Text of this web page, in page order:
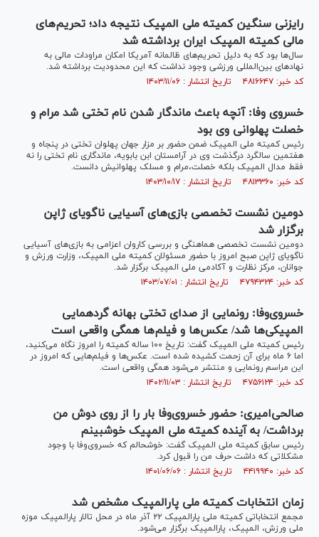
رایزنی سنگین کمیته ملی المپیک نتیجه داد؛ تحریم‌های
مالی کمیته المپیک ایران برداشته شد
سال‌ها بود که به دلیل تحریم‌های ظالمانه آمریکا امکان مراودات مالی به
نهاد‌های بین‌المللی ورزشی وجود نداشت که این محدودیت برداشته شد.
کد خبر: ۴۸۱۶۶۴۷ تاریخ انتشار : ۱۴۰۳/۱۱/۰۶
خسروی وفا: آنچه باعث ماندگار شدن نام تختی شد مرام و
خصلت پهلوانی وی بود
رئیس کمیته ملی المپیک ضمن حضور بر مزار جهان پهلوان تختی در پنجاه و
هفتمین سالگرد درگذشت وی در آرامستان ابن بابویه، ماندگاری نام تختی را نه
فقط مدال المپیک بلکه خصلت،مرام و مسلک پهلوانیش دانست.
کد خبر: ۴۸۱۳۳۶۰ تاریخ انتشار : ۱۴۰۳/۱۰/۱۷
دومین نشست تخصصی بازی‌های آسیایی ناگویای ژاپن
برگزار شد
دومین نشست تخصصی هماهنگی و بررسی کاروان اعزامی به بازی‌های آسیایی
ناگویای ژاپن صبح امروز با حضور مسئولان کمیته ملی المپیک، وزارت ورزش و
جوانان، مرکز نظارت و آکادمی ملی المپیک برگزار شد.
کد خبر: ۴۷۹۴۳۲۴ تاریخ انتشار : ۱۴۰۳/۰۷/۰۱
خسروی‌وفا: رونمایی از صدای تختی بهانه گردهمایی
المپیکی‌ها شد/ عکس‌ها و فیلم‌ها همگی واقعی است
رئیس کمیته ملی المپیک گفت: تاریخ ۱۰۰ ساله کمیته را امروز نگاه می‌کنید،
اما ۶ ماه برای آن زحمت کشیده شده است. عکس‌ها و فیلم‌هایی که امروز در
این مراسم رونمایی و منتشر می‌شود همگی واقعی است.
کد خبر: ۴۷۵۶۱۲۴ تاریخ انتشار : ۱۴۰۲/۱۱/۰۳
صالحی‌امیری: حضور خسروی‌وفا بار را از روی دوش من
برداشت/ به آینده کمیته ملی المپیک خوشبینم
رئیس سابق کمیته ملی المپیک گفت: خوشحالم که خسروی‌وفا با وجود
مشکلاتی که داشت حرف من را قبول کرد.
کد خبر: ۴۴۱۹۹۴۰ تاریخ انتشار : ۱۴۰۱/۰۶/۰۶
زمان انتخابات کمیته ملی پارالمپیک مشخص شد
مجمع انتخاباتی کمیته ملی پارالمپیک ۲۲ آذر ماه در محل تالار پارالمپیک موزه
ملی ورزش، المپیک، پارالمپیک برگزار می‌شود.